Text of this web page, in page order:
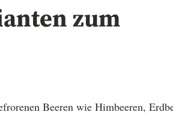
zum
Beeren wie Himbeeren,